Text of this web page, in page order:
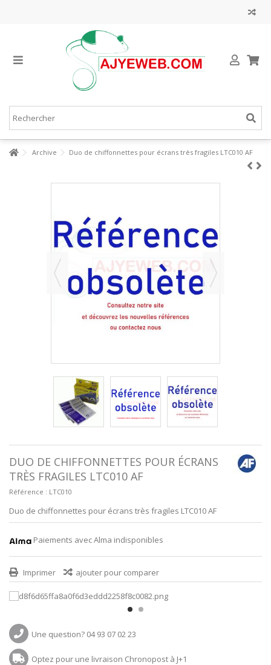
Archive Duo de chiffonnettes pour écrans très fragiles LTC010 AF
DUO DE CHIFFONNETTES POUR ÉCRANS
TRÈS FRAGILES LTC010 AF
Référence : LTC010
Duo de chiffonnettes pour écrans très fragiles LTC010 AF
Paiements avec Alma indisponibles
Imprimer ajouter pour comparer
Une question? 04 93 07 02 23
Optez pour une livraison Chronopost à J+1